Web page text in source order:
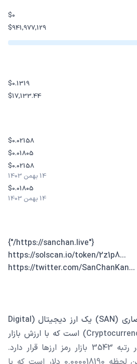
$0
$941,977,129
$0.1319
$17,133.44
$0.02158
$0.01805
$0.02158
14 بهمن 1403
$0.01805
14 بهمن 1403
{"https://sanchan.live/"}
...https://solscan.io/token/2z1p8
...https://twitter.com/SanChanKan
San Chan با نماد اختصاری (SAN) یک ارز دیجیتال (Digital
Currency) یا رمزارز (Cryptocurrency) است که با ارزش بازار
حدود 17,133.44 دلار در رتبه 3543 بازار رمز ارزها قرار دارد.